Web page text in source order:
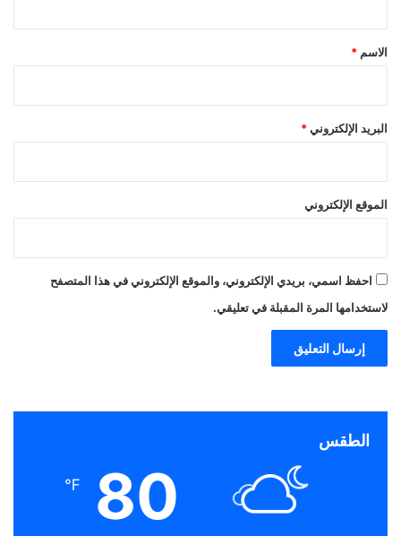
*
الاسم *
البريد الإلكتروني *
الموقع الإلكتروني
احفظ اسمي، بريدي الإلكتروني، والموقع الإلكتروني في هذا المتصفح
لاستخدامها المرة المقبلة في تعليقي.
الطقس
80
℉